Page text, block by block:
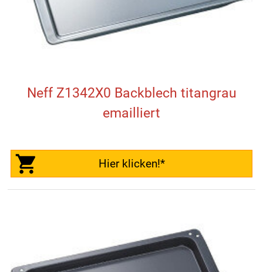
Neff Z1342X0 Backblech titangrau
emailliert
Hier klicken!*